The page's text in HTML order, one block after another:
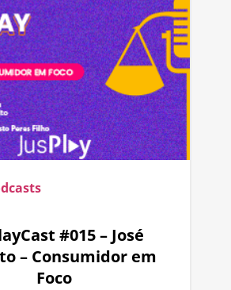
#015 – José
– Consumidor em
Foco